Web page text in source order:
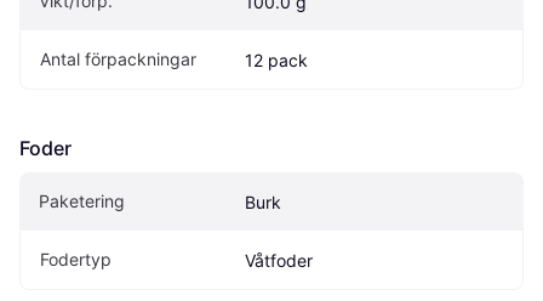
Antal förpackningar 12 pack
Foder
Paketering Burk
Fodertyp Våtfoder